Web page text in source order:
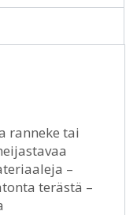
ranneke tai
–
terästä –